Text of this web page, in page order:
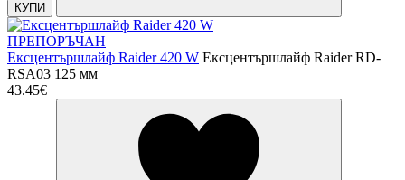
КУПИ
ПРЕПОРЪЧАН
Ексцентършлайф Raider 420 W Ексцентършлайф Raider RD-
RSA03 125 мм
43.45€